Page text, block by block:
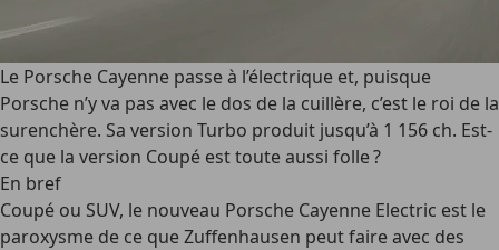
Le Porsche Cayenne passe à l’électrique et, puisque
Porsche n’y va pas avec le dos de la cuillère, c’est le roi de la
surenchère. Sa version Turbo produit jusqu’à 1 156 ch. Est-
ce que la version Coupé est toute aussi folle ?
En bref
Coupé ou SUV, le nouveau Porsche Cayenne Electric est le
paroxysme de ce que Zuffenhausen peut faire avec des